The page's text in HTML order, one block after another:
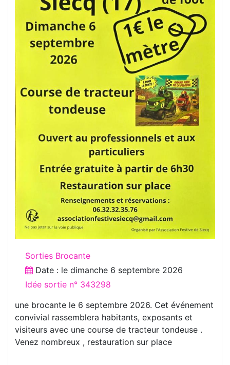
Sorties Brocante
Date : le dimanche 6 septembre 2026
Idée sortie n° 343298
une brocante le 6 septembre 2026. Cet événement
convivial rassemblera habitants, exposants et
visiteurs avec une course de tracteur tondeuse .
Venez nombreux , restauration sur place